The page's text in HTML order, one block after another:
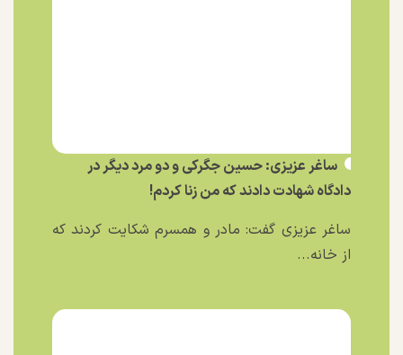
ساغر عزیزی: حسین جگرکی و دو مرد دیگر در
دادگاه شهادت دادند که من زنا کردم!
ساغر عزیزی گفت: مادر و همسرم شکایت کردند که
از خانه...